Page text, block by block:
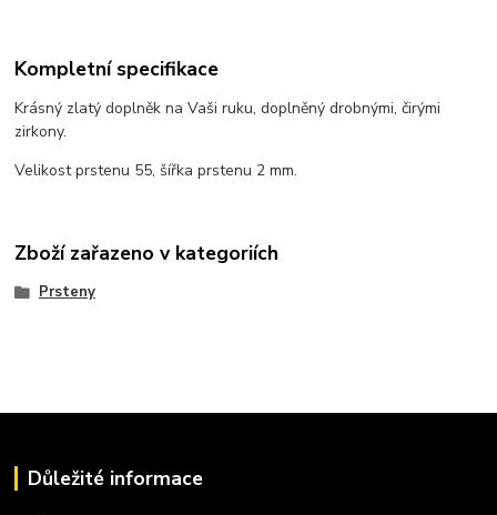
Kompletní specifikace
Krásný zlatý doplněk na Vaši ruku, doplněný drobnými, čirými
zirkony.
Velikost prstenu 55, šířka prstenu 2 mm.
Zboží zařazeno v kategoriích
Prsteny
Důležité informace